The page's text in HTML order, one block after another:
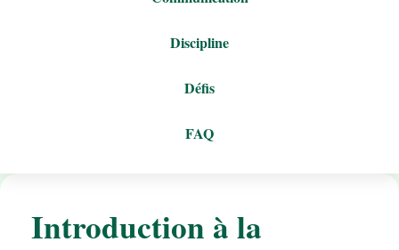
Discipline
Défis
FAQ
Introduction à la